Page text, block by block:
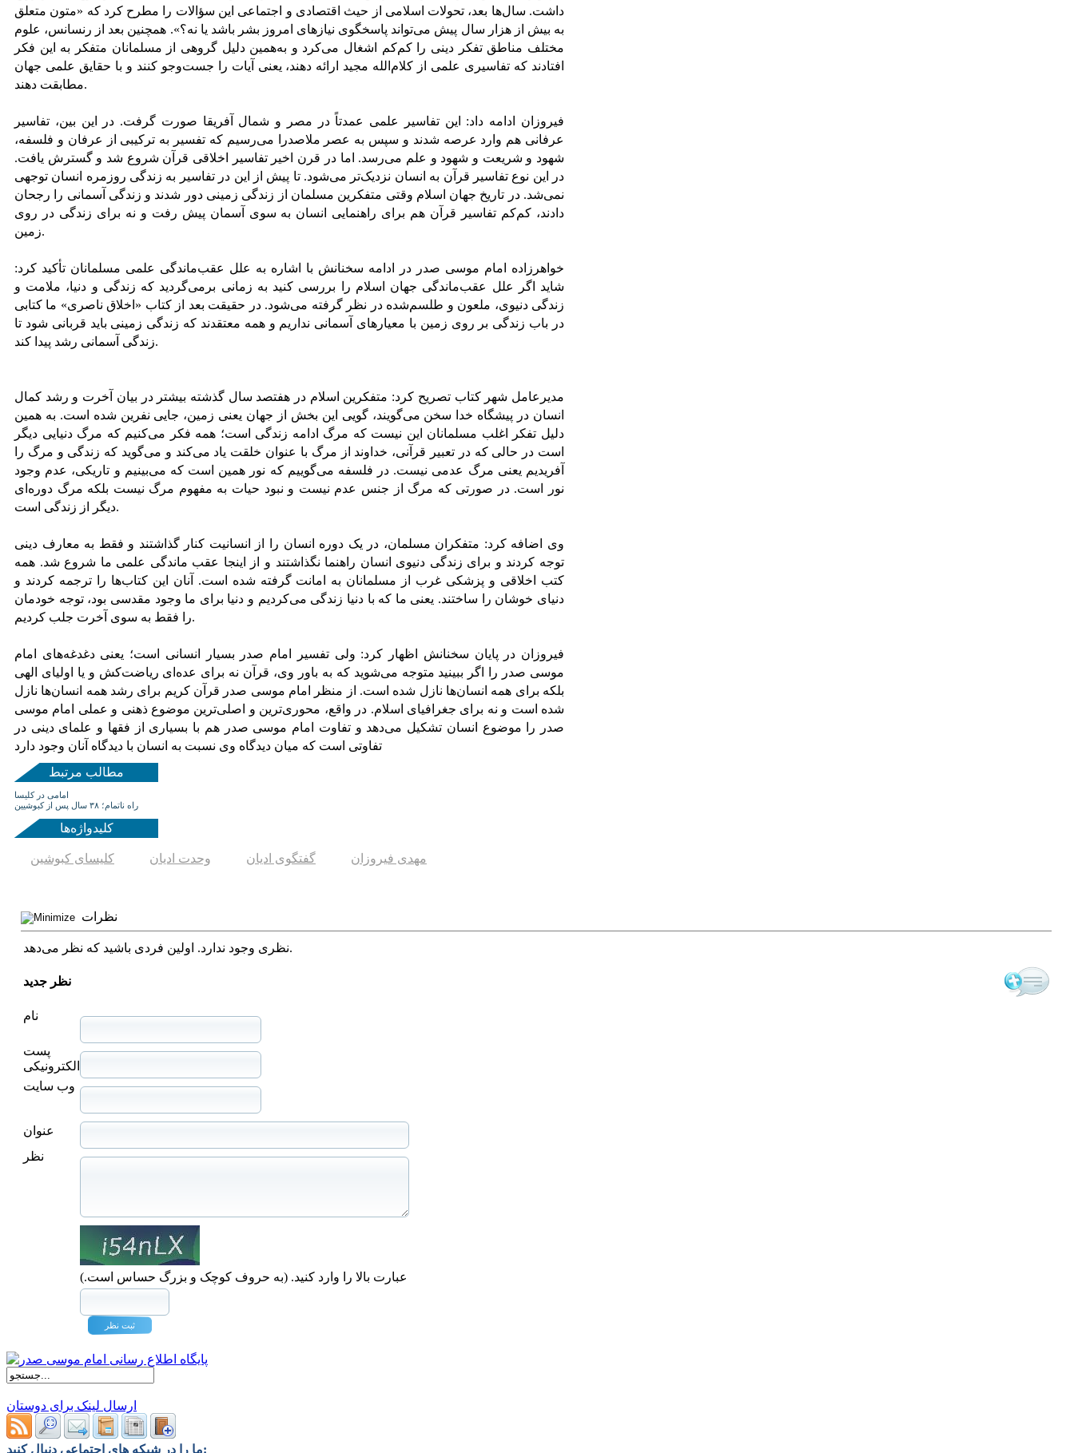
داشت. سال‌ها بعد، تحولات اسلامی از حیث اقتصادی و اجتماعی این سؤالات را مطرح کرد که «متون متعلق
به بیش از هزار سال پیش می‌تواند پاسخگوی نیازهای امروز بشر باشد یا نه؟». همچنین بعد از رنسانس، علوم
مختلف مناطق تفکر دینی را کم‌کم اشغال می‌کرد و به‌همین دلیل گروهی از مسلمانان متفکر به این فکر
افتادند که تفاسیری علمی از کلام‌الله مجید ارائه دهند، یعنی آیات را جست‌وجو کنند و با حقایق علمی جهان
مطابقت دهند.
فیروزان ادامه داد: این تفاسیر علمی عمدتاً در مصر و شمال آفریقا صورت گرفت. در این بین، تفاسیر
عرفانی هم وارد عرصه شدند و سپس به عصر ملاصدرا می‌رسیم که تفسیر به ترکیبی از عرفان و فلسفه،
شهود و شریعت و شهود و علم می‌رسد. اما در قرن اخیر تفاسیر اخلاقی قرآن شروع شد و گسترش یافت.
در این نوع تفاسیر قرآن به انسان نزدیک‌تر می‌شود. تا پیش از این در تفاسیر به زندگی روزمره انسان توجهی
نمی‌شد. در تاریخ جهان اسلام وقتی متفکرین مسلمان از زندگی زمینی دور شدند و زندگی آسمانی را رجحان
دادند، کم‌کم تفاسیر قرآن هم برای راهنمایی انسان به سوی آسمان پیش رفت و نه برای زندگی در روی
زمین.
خواهرزاده امام موسی صدر در ادامه سخنانش با اشاره به علل عقب‌ماندگی علمی مسلمانان تأکید کرد:
شاید اگر علل عقب‌ماندگی جهان اسلام را بررسی کنید به زمانی برمی‌گردید که زندگی و دنیا، ملامت و
زندگی دنیوی، ملعون و طلسم‌شده در نظر گرفته می‌شود. در حقیقت بعد از کتاب «اخلاق ناصری» ما کتابی
در باب زندگی بر روی زمین با معیارهای آسمانی نداریم و همه معتقدند که زندگی زمینی باید قربانی شود تا
زندگی آسمانی رشد پیدا کند.
مدیرعامل شهر کتاب تصریح کرد: متفکرین اسلام در هفتصد سال گذشته بیشتر در بیان آخرت و رشد کمال
انسان در پیشگاه خدا سخن می‌گویند، گویی این بخش از جهان یعنی زمین، جایی نفرین شده است. به همین
دلیل تفکر اغلب مسلمانان این نیست که مرگ ادامه زندگی است؛ همه فکر می‌کنیم که مرگ دنیایی دیگر
است در حالی که در تعبیر قرآنی، خداوند از مرگ با عنوان خلقت یاد می‌کند و می‌گوید که زندگی و مرگ را
آفریدیم یعنی مرگ عدمی نیست. در فلسفه می‌گوییم که نور همین است که می‌بینیم و تاریکی، عدم وجود
نور است. در صورتی که مرگ از جنس عدم نیست و نبود حیات به مفهوم مرگ نیست بلکه مرگ دوره‌ای
دیگر از زندگی است.
وی اضافه کرد: متفکران مسلمان، در یک دوره انسان را از انسانیت کنار گذاشتند و فقط به معارف دینی
توجه کردند و برای زندگی دنیوی انسان راهنما نگذاشتند و از اینجا عقب ماندگی علمی ما شروع شد. همه
کتب اخلاقی و پزشکی غرب از مسلمانان به امانت گرفته شده است. آنان این کتاب‌ها را ترجمه کردند و
دنیای خوشان را ساختند. یعنی ما که با دنیا زندگی می‌کردیم و دنیا برای ما وجود مقدسی بود، توجه خودمان
را فقط به سوی آخرت جلب کردیم.
فیروزان در پایان سخنانش اظهار کرد: ولی تفسیر امام صدر بسیار انسانی است؛ یعنی دغدغه‌های امام
موسی صدر را اگر ببینید متوجه می‌شوید که به باور وی، قرآن نه برای عده‌ای ریاضت‌کش و یا اولیای الهی
بلکه برای همه انسان‌ها نازل شده است. از منظر امام موسی صدر قرآن کریم برای رشد همه انسان‌ها نازل
شده است و نه برای جغرافیای اسلام. در واقع، محوری‌ترین و اصلی‌ترین موضوع ذهنی و عملی امام موسی
صدر را موضوع انسان تشکیل می‌دهد و تفاوت امام موسی صدر هم با بسیاری از فقها و علمای دینی در
تفاوتی است که میان دیدگاه وی نسبت به انسان با دیدگاه آنان وجود دارد
مطالب مرتبط
امامی در کلیسا
راه ناتمام؛ ۳۸ سال پس از کبوشیین
کلیدواژه‌ها
مهدی فیروزان گفتگوی ادیان وحدت ادیان کلیسای کبوشین
نظرات
نظری وجود ندارد. اولین فردی باشید که نظر می‌دهد.
نظر جدید
نام
پست
الکترونیکی
وب سایت
عنوان
نظر
عبارت بالا را وارد کنید. (به حروف کوچک و بزرگ حساس است.)
ارسال لینک برای دوستان
ما را در شبکه های اجتماعی دنبال کنید: